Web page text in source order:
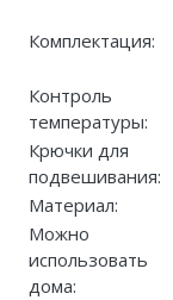
Комплектация:
Контроль
температуры:
Крючки для
подвешивания:
Материал:
Можно
использовать
дома: